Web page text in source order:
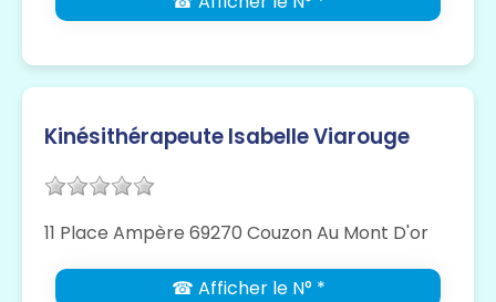
Kinésithérapeute Isabelle Viarouge
11 Place Ampère 69270 Couzon Au Mont D'or
☎ Afficher le N° *